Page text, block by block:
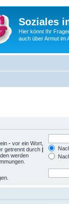
Soziales
Hier könnt Ihr
auch über Armut im
- vor ein Wort,
getrennt durch |
werden